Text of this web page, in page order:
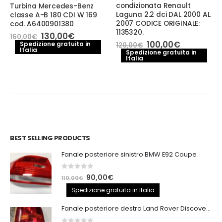
Turbina Mercedes-Benz
classe A-B 180 CDI W 169
cod. A6400901380
160,00€ Il
prezzo
originale
130,00€Il
prezzo
attuale
Spedizione gratuita in
Italia
condizionata Renault
Laguna 2.2 dci DAL 2000 AL
2007 CODICE ORIGINALE:
1135320.
120,00€ Il
prezzo
originale
100,00€Il
prezzo
attuale
Spedizione gratuita in
Italia
BEST SELLING PRODUCTS
Fanale posteriore sinistro BMW E92 Coupe
out of 5
110,00€ Il
prezzo
originale
era:
90,00€Il
prezzo
attuale
è:
Spedizione gratuita in Italia
Fanale posteriore destro Land Rover Discovery 3